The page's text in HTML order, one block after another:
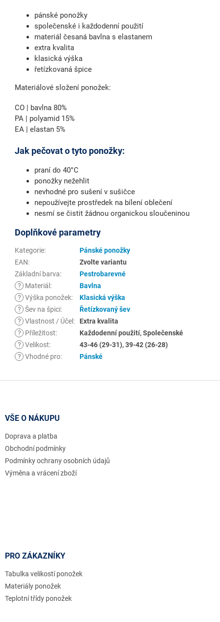
pánské ponožky
společenské i každodenní použití
materiál česaná bavlna s elastanem
extra kvalita
klasická výška
řetízkovaná špice
Materiálové složení ponožek:
CO | bavlna 80%
PA | polyamid 15%
EA | elastan 5%
Jak pečovat o tyto ponožky:
praní do 40°C
ponožky nežehlit
nevhodné pro sušení v sušičce
nepoužívejte prostředek na bílení oblečení
nesmí se čistit žádnou organickou sloučeninou
Doplňkové parametry
Kategorie:
Pánské ponožky
EAN:
Zvolte variantu
Základní barva:
Pestrobarevné
?
Materiál :
Bavlna
? Výška ponožek:
Klasická výška
? Šev na špici:
Řetízkovaný šev
? Vlastnost / Účel :
Extra kvalita
?
Příležitost:
Každodenní použití, Společenské
? Velikost:
43-46 (29-31), 39-42 (26-28)
? Vhodné pro: Pánské
VŠE O NÁKUPU
Doprava a platba
Obchodní podmínky
Podmínky ochrany osobních údajů
Výměna a vrácení zboží
PRO ZÁKAZNÍKY
Tabulka velikostí ponožek
Materiály ponožek
Teplotní třídy ponožek